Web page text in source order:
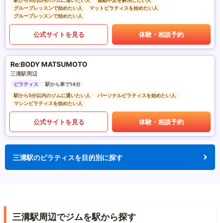
グループレッスンで始めたい人
マットピラティスを始めたい人
グループレッスンで始めたい人
公式サイトを見る 体験・相談予約
Re:BODY MATSUMOTO
三溝駅周辺
ピラティス
駅から車で14分
駅から5分以内のジムに通いたい人
パーソナルピラティスを始めたい人
マシンピラティスを始めたい人
公式サイトを見る 体験・相談予約
三溝駅のピラティスを目的別に探す
三溝駅周辺でジムを駅から探す